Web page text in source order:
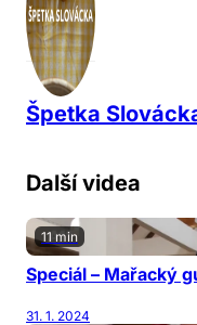
Špetka
Další videa
11 min
Speciál – Mařacký
31. 1. 2024